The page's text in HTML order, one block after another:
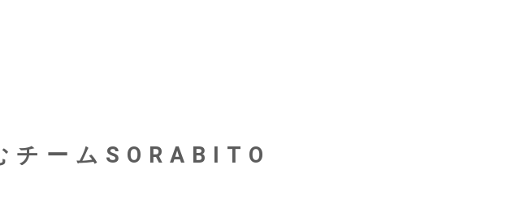
チームSORABITO